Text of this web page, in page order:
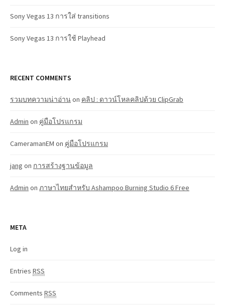
Sony Vegas 13 การใส่ transitions
Sony Vegas 13 การใช้ Playhead
RECENT COMMENTS
รวมบทความน่าอ่านon คลิป : ดาวน์โหลคลิปด้วย ClipGrab
Admin on คู่มือโปรแกรม
CameramanEM on คู่มือโปรแกรม
jang on การสร้างฐานข้อมูล
Admin on ภาษาไทยสำหรับ Ashampoo Burning Studio 6 Free
META
Log in
Entries RSS
Comments RSS